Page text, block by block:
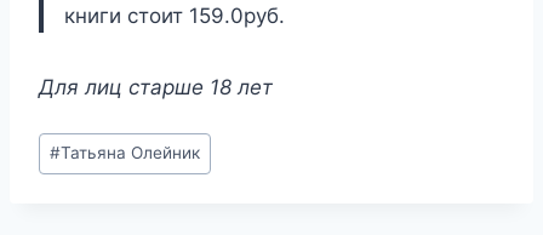
книги стоит 159.0руб.
Для лиц старше 18 лет
Метки
записи:
#Татьяна Олейник